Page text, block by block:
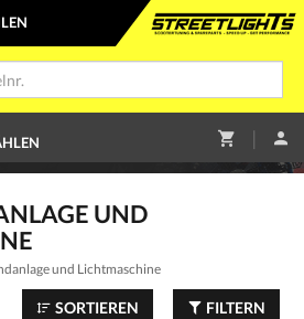
|
UND
und Lichtmaschine
SORTIEREN FILTERN